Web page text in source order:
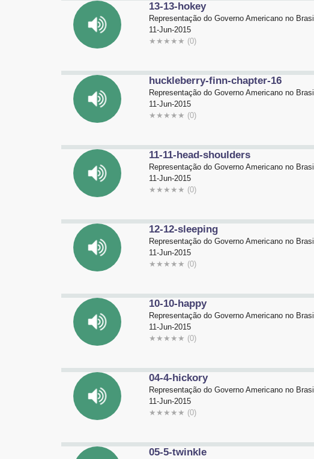
13-13-hokey
Representação do Governo Americano no Brasil
11-Jun-2015
★ ★ ★ ★ ★ (0)
huckleberry-finn-chapter-16
Representação do Governo Americano no Brasil
11-Jun-2015
★ ★ ★ ★ ★ (0)
11-11-head-shoulders
Representação do Governo Americano no Brasil
11-Jun-2015
★ ★ ★ ★ ★ (0)
12-12-sleeping
Representação do Governo Americano no Brasil
11-Jun-2015
★ ★ ★ ★ ★ (0)
10-10-happy
Representação do Governo Americano no Brasil
11-Jun-2015
★ ★ ★ ★ ★ (0)
04-4-hickory
Representação do Governo Americano no Brasil
11-Jun-2015
★ ★ ★ ★ ★ (0)
05-5-twinkle